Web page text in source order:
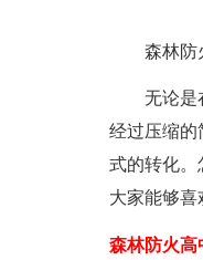
森林防
无论是
经过压缩的
式的转化。
大家能够喜
森林防火高